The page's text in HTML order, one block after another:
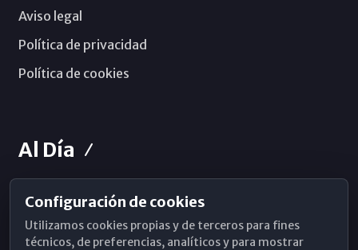
Aviso legal
Política de privacidad
Política de cookies
Al Día
Horarios de Misa
Hemeroteca
Configuración de cookies
Utilizamos cookies propias y de terceros para fines
técnicos, de preferencias, analíticos y para mostrar